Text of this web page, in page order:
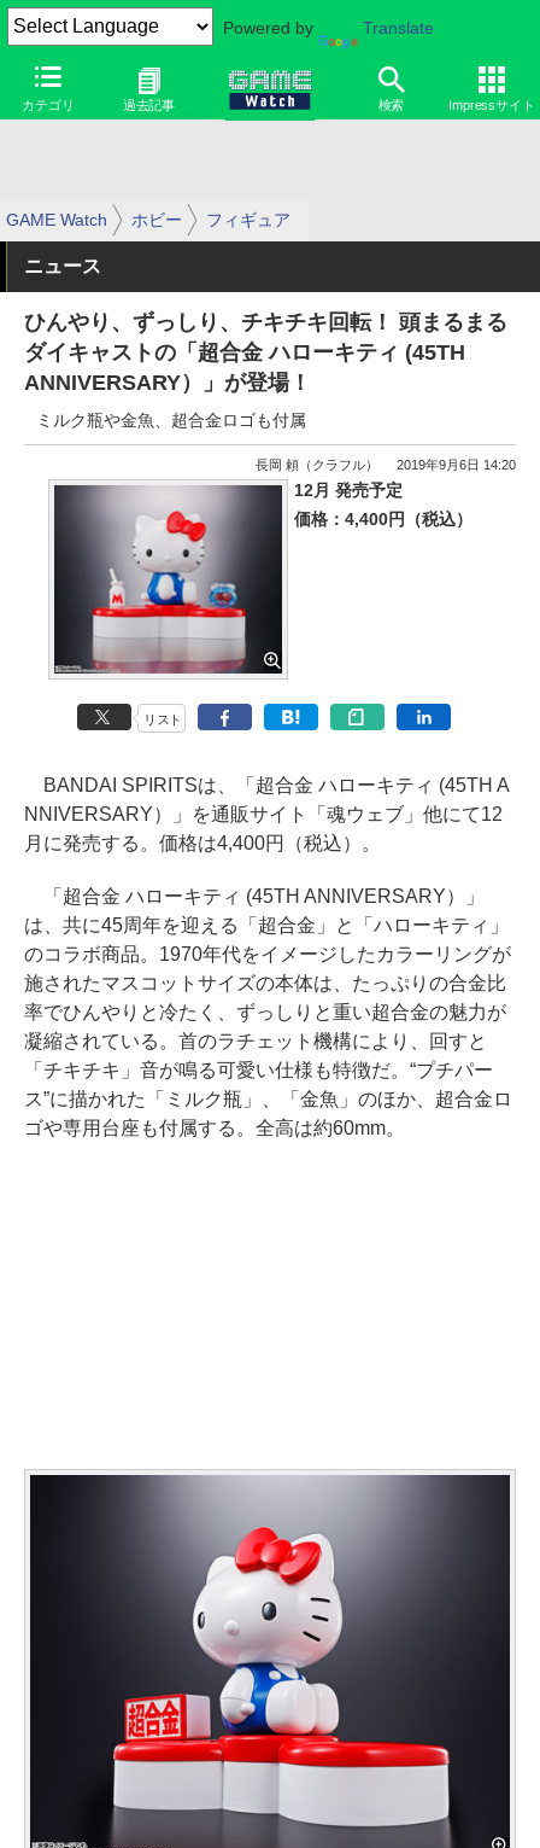
Powered by Translate
カテゴリ 過去記事 検索 Impressサイト
GAME Watch ホビー フィギュア
ニュース
ひんやり、ずっしり、チキチキ回転！ 頭まるまる
ダイキャストの「超合金 ハローキティ (45TH
ANNIVERSARY）」が登場！
ミルク瓶や金魚、超合金ロゴも付属
長岡 頼（クラフル） 2019年9月6日 14:20
12月 発売予定
価格：4,400円（税込）
リスト
BANDAI SPIRITSは、「超合金 ハローキティ (45TH A
NNIVERSARY）」を通販サイト「魂ウェブ」他にて12
月に発売する。価格は4,400円（税込）。
「超合金 ハローキティ (45TH ANNIVERSARY）」
は、共に45周年を迎える「超合金」と「ハローキティ」
のコラボ商品。1970年代をイメージしたカラーリングが
施されたマスコットサイズの本体は、たっぷりの合金比
率でひんやりと冷たく、ずっしりと重い超合金の魅力が
凝縮されている。首のラチェット機構により、回すと
「チキチキ」音が鳴る可愛い仕様も特徴だ。“プチパー
ス”に描かれた「ミルク瓶」、「金魚」のほか、超合金ロ
ゴや専用台座も付属する。全高は約60mm。